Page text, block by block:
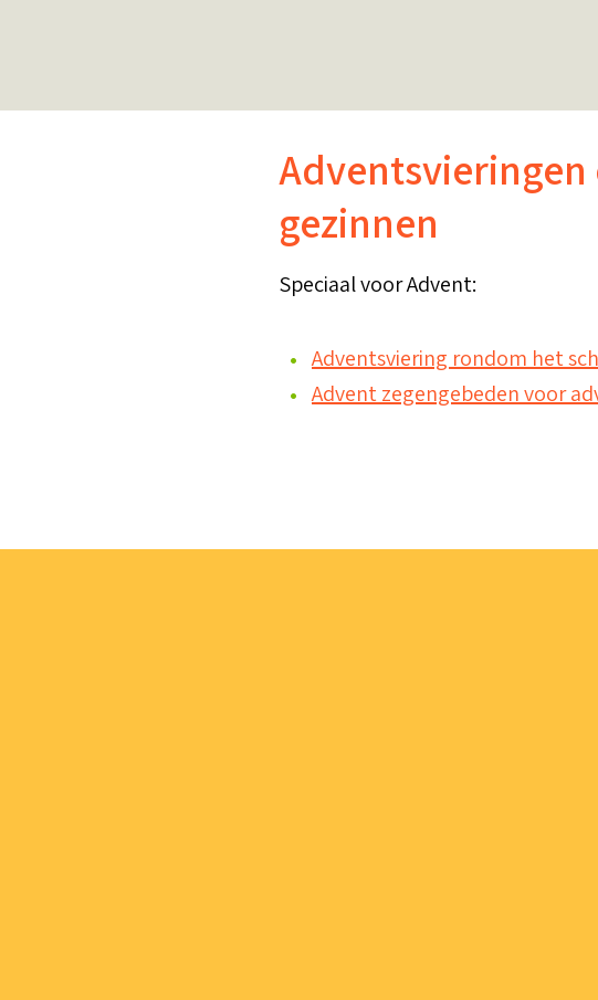
gezinnen
Speciaal voor Advent:
Adventsviering rondom het
Advent zegengebeden voor